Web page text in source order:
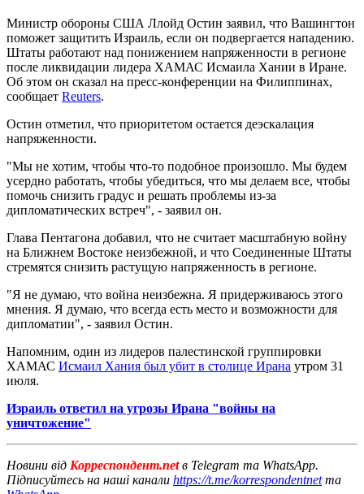
Министр обороны США Ллойд Остин заявил, что Вашингтон
поможет защитить Израиль, если он подвергается нападению.
Штаты работают над понижением напряженности в регионе
после ликвидации лидера ХАМАС Исмаила Хании в Иране.
Об этом он сказал на пресс-конференции на Филиппинах,
сообщает Reuters.
Остин отметил, что приоритетом остается деэскалация
напряженности.
"Мы не хотим, чтобы что-то подобное произошло. Мы будем
усердно работать, чтобы убедиться, что мы делаем все, чтобы
помочь снизить градус и решать проблемы из-за
дипломатических встреч", - заявил он.
Глава Пентагона добавил, что не считает масштабную войну
на Ближнем Востоке неизбежной, и что Соединенные Штаты
стремятся снизить растущую напряженность в регионе.
"Я не думаю, что война неизбежна. Я придерживаюсь этого
мнения. Я думаю, что всегда есть место и возможности для
дипломатии", - заявил Остин.
Напомним, один из лидеров палестинской группировки
ХАМАС Исмаил Хания был убит в столице Ирана утром 31
июля.
Израиль ответил на угрозы Ирана "войны на
уничтожение"
Новини від Корреспондент.netв Telegram та WhatsApp.
Підписуйтесь на наші канали https://t.me/korrespondentnetта